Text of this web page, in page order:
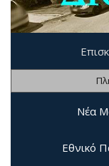
Νέα
Εθνικό